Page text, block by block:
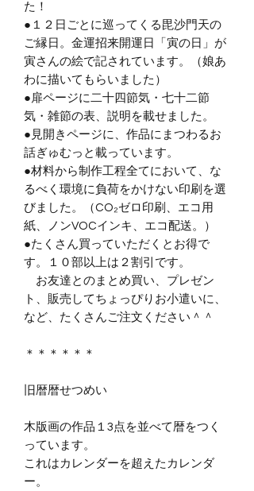
た！
●１２日ごとに巡ってくる毘沙門天の
ご縁日。金運招来開運日「寅の日」が
寅さんの絵で記されています。（娘あ
わに描いてもらいました）
●扉ページに二十四節気・七十二節
気・雑節の表、説明を載せました。
●見開きページに、作品にまつわるお
話ぎゅむっと載っています。
●材料から制作工程全てにおいて、な
るべく環境に負荷をかけない印刷を選
びました。（CO₂ゼロ印刷、エコ用
紙、ノンVOCインキ、エコ配送。）
●たくさん買っていただくとお得で
す。１０部以上は２割引です。
お友達とのまとめ買い、プレゼン
ト、販売してちょっぴりお小遣いに、
など、たくさんご注文ください＾＾
＊＊＊＊＊＊
旧暦暦せつめい
木版画の作品１3点を並べて暦をつく
っています。
これはカレンダーを超えたカレンダ
ー。